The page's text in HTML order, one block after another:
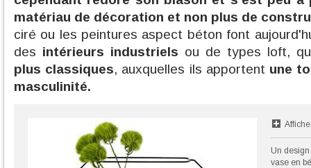
matériau de décoration et non plus de
ciré ou les peintures aspect béton font
des intérieurs industriels ou de types loft,
plus classiques, auxquelles ils apportent une
masculinité.
Un
vase en